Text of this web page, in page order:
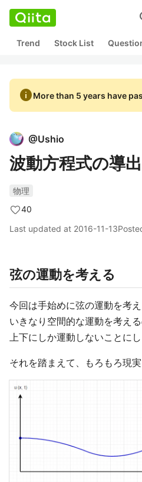
Trend Stock List
infoMore than 5 years have
@Ushio
波動方程式の導
物理
40
Last updated at 2016-11-13
弦の運動を考える
今回は手始めに弦の運動を考え
いきなり空間的な運動を考え
上下にしか運動しないことにし
それを踏まえて、もろもろ現